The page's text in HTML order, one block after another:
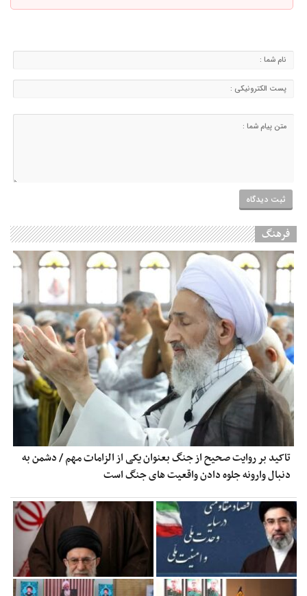
فرهنگ
تاکید بر روایت صحیح از جنگ بعنوان یکی از الزامات مهم / دشمن به
دنبال وارونه جلوه دادن واقعیت های جنگ است